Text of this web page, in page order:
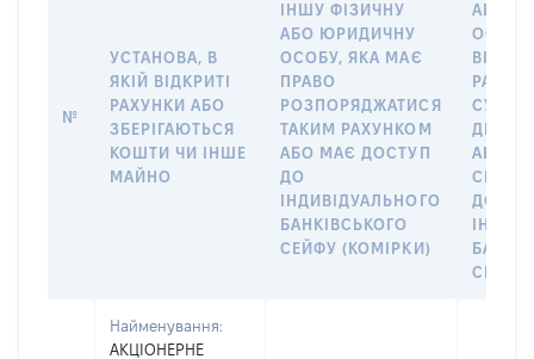
№
УСТАНОВА, В
ЯКІЙ ВІДКРИТІ
РАХУНКИ АБО
ЗБЕРІГАЮТЬСЯ
КОШТИ ЧИ ІНШЕ
МАЙНО
ІНШУ ФІЗИЧНУ
АБО ЮРИДИЧНУ
ОСОБУ, ЯКА МАЄ
ПРАВО
РОЗПОРЯДЖАТИСЯ
ТАКИМ РАХУНКОМ
АБО МАЄ ДОСТУП
ДО
ІНДИВІДУАЛЬНОГО
БАНКІВСЬКОГО
СЕЙФУ (КОМІРКИ)
АБО
АБО
СІМ’Ї
СЕЙФУ
Найменування:
АКЦІОНЕРНЕ